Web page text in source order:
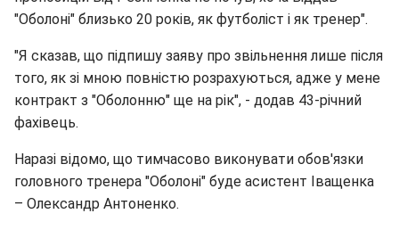
"Оболоні" близько 20 років, як футболіст і як тренер".
"Я сказав, що підпишу заяву про звільнення лише після
того, як зі мною повністю розрахуються, адже у мене
контракт з "Оболонню" ще на рік", - додав 43-річний
фахівець.
Наразі відомо, що тимчасово виконувати обов'язки
головного тренера "Оболоні" буде асистент Іващенка
– Олександр Антоненко.